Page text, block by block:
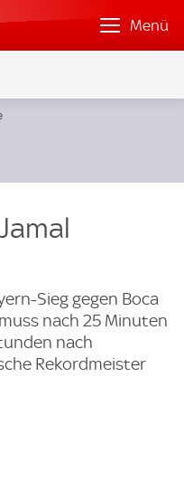
Menü
Sieg gegen Boca
nach 25 Minuten
nach
Rekordmeister